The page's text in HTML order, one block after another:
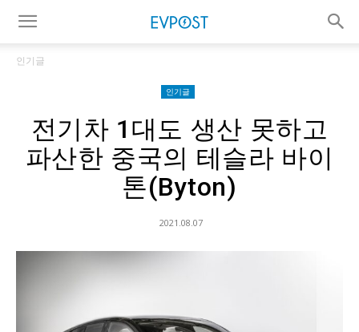
인기글
인기글
전기차 1대도 생산 못하고
파산한 중국의 테슬라 바이
톤(Byton)
2021.08.07